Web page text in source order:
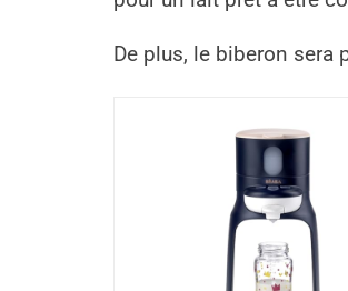
De plus, le biberon sera